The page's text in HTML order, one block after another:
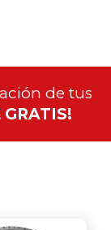
de tus
GRATIS!